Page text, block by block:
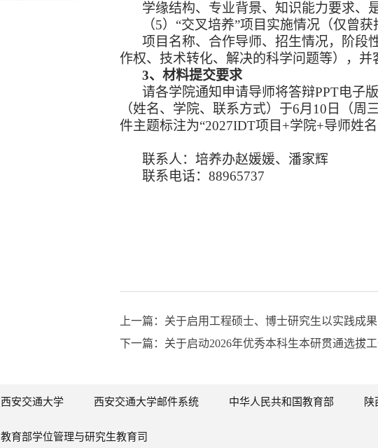
学缘结构、专业背景、知识能力要求、
（5） “交叉培养”项目 实施情况 （仅曾获
项目名称、合作导师、招生情况，
阶段
作权、技术转化、 解决的科学问题等），并
3、材料提交要求
请各学院通知申请导师将答辩PPT电子
（姓名、学院、联系方式） 于6月 10 日（周
件主题标注为“2027IDT项目+学院+导师姓名
联系人：培养办赵媛媛、潘家辉
联系电话： 88965737
上一篇：关于启用工程硕士、博士研究生以实践成
下一篇：关于启动2026年优秀本科生本研贯通选拔
西安交通大学 西安交通大学邮件系统 中华人民共和国教育部 陕
教育部学位管理与研究生教育司